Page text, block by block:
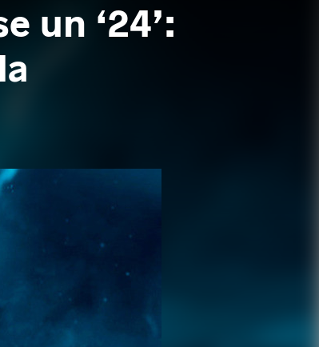
un ‘24’: